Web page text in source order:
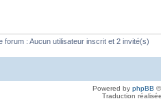
: Aucun utilisateur inscrit et 2 invité(s)
Powered by phpBB
Traduction